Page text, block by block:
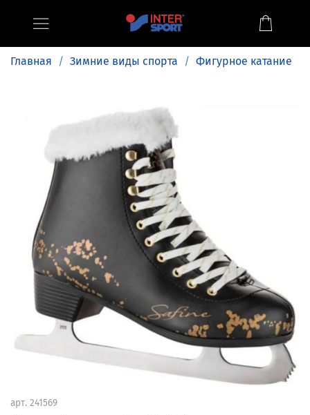
Главная Зимние виды спорта Фигурное катание
арт. 241569